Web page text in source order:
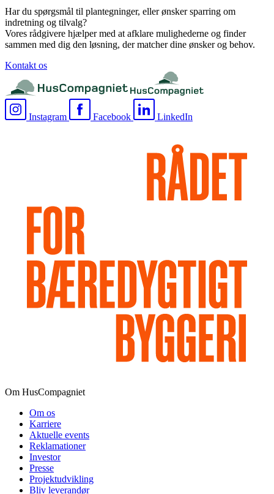
Har du spørgsmål til plantegninger, eller ønsker sparring om
indretning og tilvalg?
Vores rådgivere hjælper med at afklare mulighederne og finder
sammen med dig den løsning, der matcher dine ønsker og behov.
Kontakt os
Instagram Facebook LinkedIn
Om HusCompagniet
Om os
Karriere
Aktuelle events
Reklamationer
Investor
Presse
Projektudvikling
Bliv leverandør